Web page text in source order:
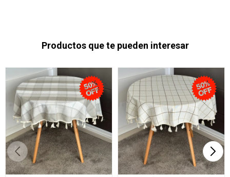
Productos que te pueden interesar